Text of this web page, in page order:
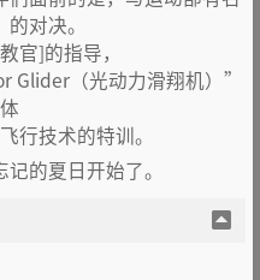
对决。
官]的指导，
Glider（光动力滑翔机）”
行技术的特训。
的夏日开始了。